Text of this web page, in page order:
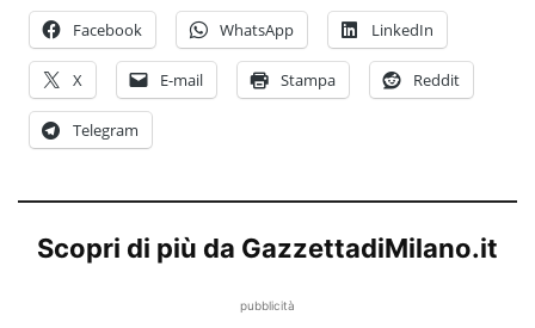
Facebook WhatsApp LinkedIn
X E-mail Stampa Reddit
Telegram
Scopri di più da GazzettadiMilano.it
pubblicità